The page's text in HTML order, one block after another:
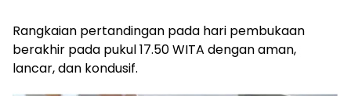
Rangkaian pertandingan pada hari pembukaan
berakhir pada pukul 17.50 WITA dengan aman,
lancar, dan kondusif.